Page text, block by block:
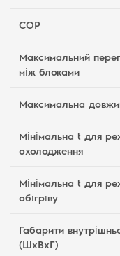
COP
Максимальний
між блоками
Максимальна
Мінімальна t для
охолодження
Мінімальна t для
обігріву
Габарити
(ШхВхГ)